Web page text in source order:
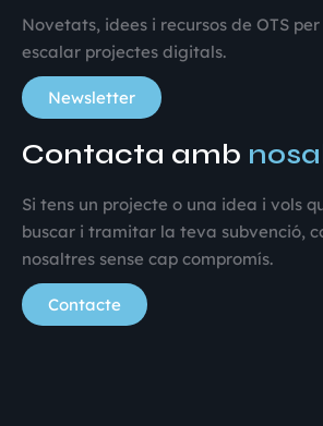
Novetats, idees i recursos de OTS
escalar projectes digitals.
Newsletter
Contacta amb
Si tens un projecte o una idea i vols
buscar i tramitar la teva subvenció,
nosaltres sense cap compromís.
Contacte